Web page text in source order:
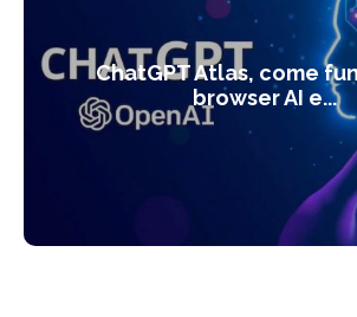
ChatGPT Atlas, come
browser AI e...